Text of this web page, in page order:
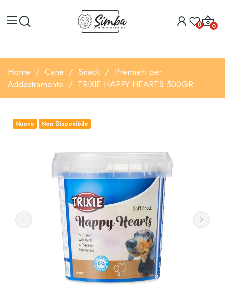
0 0
Home Cane Snack
Premietti per
Addestramento
TRIXIE HAPPY HEARTS 500GR
Nuovo Non Disponibile